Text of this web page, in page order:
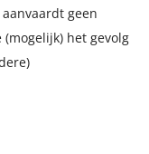
geen
het gevolg